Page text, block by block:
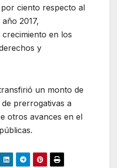
ciento respecto al
2017,
en los
y
un monto de
prerrogativas a
otros avances en el